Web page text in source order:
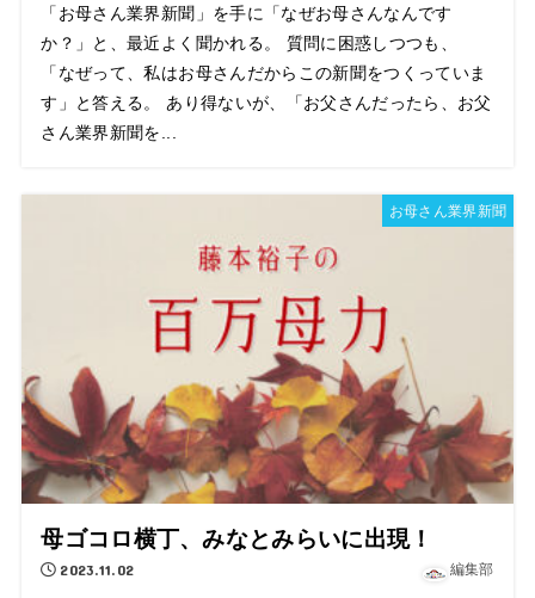
「お母さん業界新聞」を手に「なぜお母さんなんです
か？」と、最近よく聞かれる。 質問に困惑しつつも、
「なぜって、私はお母さんだからこの新聞をつくっていま
す」と答える。 あり得ないが、「お父さんだったら、お父
さん業界新聞を...
お母さん業界新聞
母ゴコロ横丁、みなとみらいに出現！
2023.11.02 編集部